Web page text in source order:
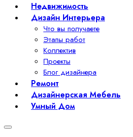
Недвижимость
Дизайн Интерьера
Что вы получаете
Этапы работ
Коллектив
Проекты
Блог дизайнера
Ремонт
Дизайнерская Мебель
Умный Дом